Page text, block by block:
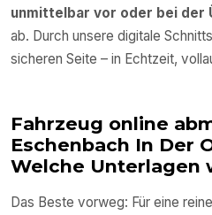
unmittelbar vor oder bei der
ab. Durch unsere digitale
sicheren Seite – in Echtzeit,
Fahrzeug online
Eschenbach In Der
Welche Unterlagen
Das Beste vorweg: Für eine